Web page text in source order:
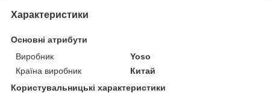
Характеристики
Основні атрибути
Виробник
Yoso
Країна виробник
Китай
Користувальницькі характеристики